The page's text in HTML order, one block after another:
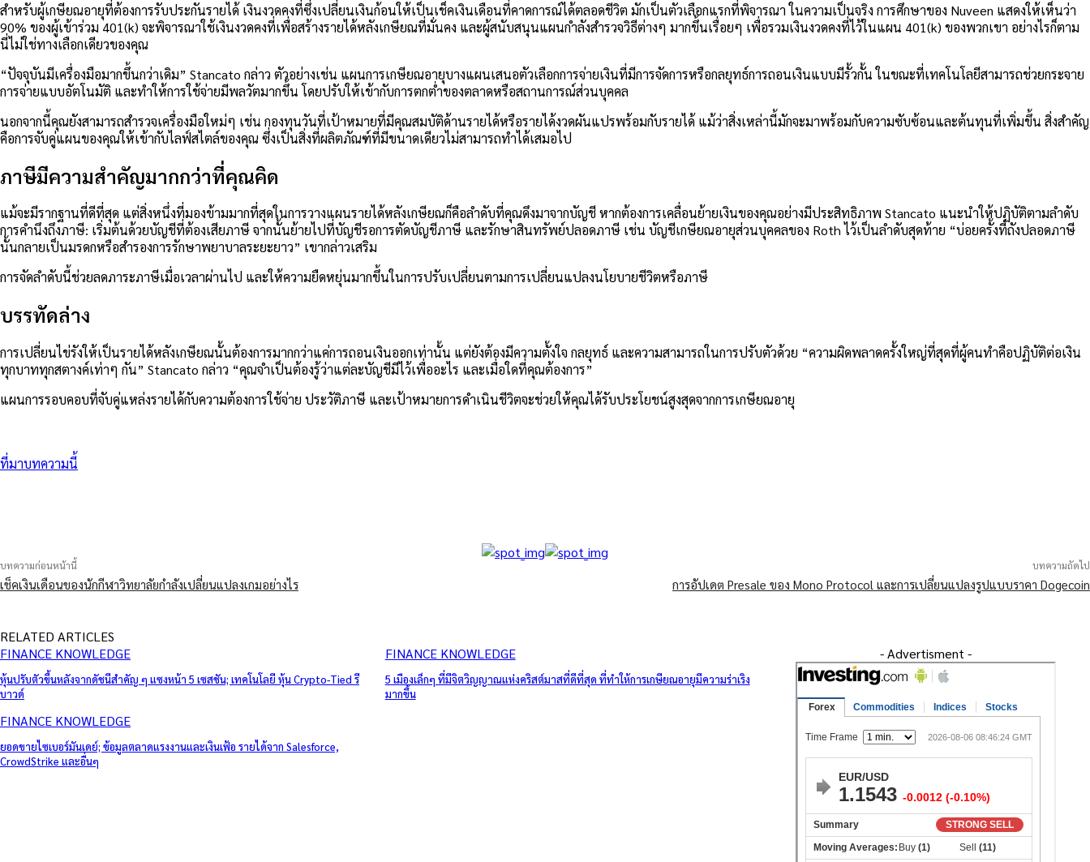
สำหรับผู้เกษียณอายุที่ต้องการรับประกันรายได้ เงินงวดคงที่ซึ่งเปลี่ยนเงินก้อนให้เป็นเช็คเงินเดือนที่คาดการณ์ได้ตลอดชีวิต มักเป็นตัวเลือกแรกที่พิจารณา ในความเป็นจริง การศึกษาของ Nuveen แสดงให้เห็นว่า
90% ของผู้เข้าร่วม 401(k) จะพิจารณาใช้เงินงวดคงที่เพื่อสร้างรายได้หลังเกษียณที่มั่นคง และผู้สนับสนุนแผนกำลังสำรวจวิธีต่างๆ มากขึ้นเรื่อยๆ เพื่อรวมเงินงวดคงที่ไว้ในแผน 401(k) ของพวกเขา อย่างไรก็ตาม
นี่ไม่ใช่ทางเลือกเดียวของคุณ
“ปัจจุบันมีเครื่องมือมากขึ้นกว่าเดิม” Stancato กล่าว ตัวอย่างเช่น แผนการเกษียณอายุบางแผนเสนอตัวเลือกการจ่ายเงินที่มีการจัดการหรือกลยุทธ์การถอนเงินแบบมีรั้วกั้น ในขณะที่เทคโนโลยีสามารถช่วยกระจาย
การจ่ายแบบอัตโนมัติ และทำให้การใช้จ่ายมีพลวัตมากขึ้น โดยปรับให้เข้ากับการตกต่ำของตลาดหรือสถานการณ์ส่วนบุคคล
นอกจากนี้คุณยังสามารถสำรวจเครื่องมือใหม่ๆ เช่น กองทุนวันที่เป้าหมายที่มีคุณสมบัติด้านรายได้หรือรายได้งวดผันแปรพร้อมกับรายได้ แม้ว่าสิ่งเหล่านี้มักจะมาพร้อมกับความซับซ้อนและต้นทุนที่เพิ่มขึ้น สิ่งสำคัญ
คือการจับคู่แผนของคุณให้เข้ากับไลฟ์สไตล์ของคุณ ซึ่งเป็นสิ่งที่ผลิตภัณฑ์ที่มีขนาดเดียวไม่สามารถทำได้เสมอไป
ภาษีมีความสำคัญมากกว่าที่คุณคิด
แม้จะมีรากฐานที่ดีที่สุด แต่สิ่งหนึ่งที่มองข้ามมากที่สุดในการวางแผนรายได้หลังเกษียณก็คือลำดับที่คุณดึงมาจากบัญชี หากต้องการเคลื่อนย้ายเงินของคุณอย่างมีประสิทธิภาพ Stancato แนะนำให้ปฏิบัติตามลำดับ
การคำนึงถึงภาษี: เริ่มต้นด้วยบัญชีที่ต้องเสียภาษี จากนั้นย้ายไปที่บัญชีรอการตัดบัญชีภาษี และรักษาสินทรัพย์ปลอดภาษี เช่น บัญชีเกษียณอายุส่วนบุคคลของ Roth ไว้เป็นลำดับสุดท้าย “บ่อยครั้งที่ถังปลอดภาษี
นั้นกลายเป็นมรดกหรือสำรองการรักษาพยาบาลระยะยาว” เขากล่าวเสริม
การจัดลำดับนี้ช่วยลดภาระภาษีเมื่อเวลาผ่านไป และให้ความยืดหยุ่นมากขึ้นในการปรับเปลี่ยนตามการเปลี่ยนแปลงนโยบายชีวิตหรือภาษี
บรรทัดล่าง
การเปลี่ยนไข่รังให้เป็นรายได้หลังเกษียณนั้นต้องการมากกว่าแค่การถอนเงินออกเท่านั้น แต่ยังต้องมีความตั้งใจ กลยุทธ์ และความสามารถในการปรับตัวด้วย “ความผิดพลาดครั้งใหญ่ที่สุดที่ผู้คนทำคือปฏิบัติต่อเงิน
ทุกบาททุกสตางค์เท่าๆ กัน” Stancato กล่าว “คุณจำเป็นต้องรู้ว่าแต่ละบัญชีมีไว้เพื่ออะไร และเมื่อใดที่คุณต้องการ”
แผนการรอบคอบที่จับคู่แหล่งรายได้กับความต้องการใช้จ่าย ประวัติภาษี และเป้าหมายการดำเนินชีวิตจะช่วยให้คุณได้รับประโยชน์สูงสุดจากการเกษียณอายุ
ที่มาบทความนี้
บทความก่อนหน้านี้
เช็คเงินเดือนของนักกีฬาวิทยาลัยกำลังเปลี่ยนแปลงเกมอย่างไร
บทความถัดไป
การอัปเดต Presale ของ Mono Protocol และการเปลี่ยนแปลงรูปแบบราคา Dogecoin
RELATED ARTICLES
FINANCE KNOWLEDGE
หุ้นปรับตัวขึ้นหลังจากดัชนีสำคัญ ๆ แซงหน้า 5 เซสชัน; เทคโนโลยี หุ้น Crypto-Tied รี
บาวด์
FINANCE KNOWLEDGE
5 เมืองเล็กๆ ที่มีจิตวิญญาณแห่งคริสต์มาสที่ดีที่สุด ที่ทำให้การเกษียณอายุมีความร่าเริง
มากขึ้น
FINANCE KNOWLEDGE
ยอดขายไซเบอร์มันเดย์; ข้อมูลตลาดแรงงานและเงินเฟ้อ รายได้จาก Salesforce,
CrowdStrike และอื่นๆ
- Advertisment -